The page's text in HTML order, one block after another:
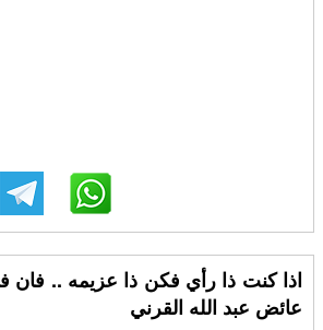
اذا كنت ذا رأي فكن ذا عزيمه .. فان
عائض عبد الله القرني